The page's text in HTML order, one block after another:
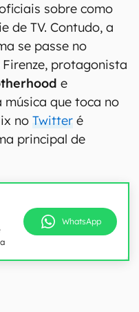
sobre como
de TV. Contudo, a
se passe no
protagonista
e
música que toca no
no Twitter é
principal de
WhatsApp